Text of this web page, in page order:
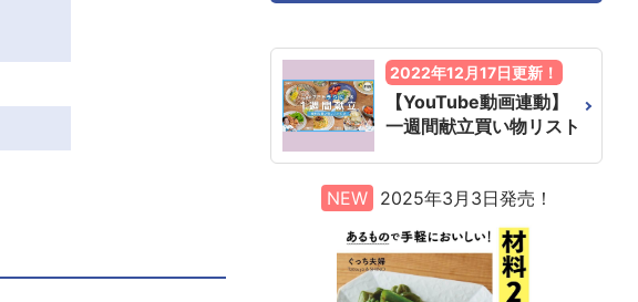
2022年12月17日更新！
【YouTube動画連動】
一週間献立買い物リスト
NEW 2025年3月3日発売！